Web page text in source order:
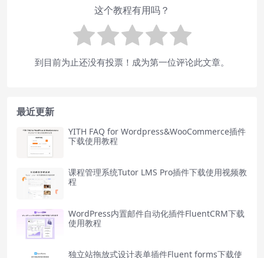
这个教程有用吗？
到目前为止还没有投票！成为第一位评论此文章。
最近更新
YITH FAQ for Wordpress&WooCommerce插件
下载使用教程
课程管理系统Tutor LMS Pro插件下载使用视频教
程
WordPress内置邮件自动化插件FluentCRM下载
使用教程
独立站拖放式设计表单插件Fluent forms下载使